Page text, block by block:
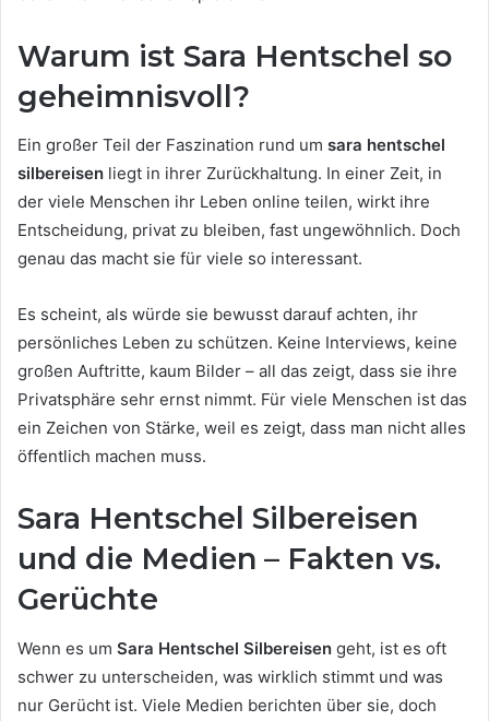
Warum ist Sara Hentschel so
geheimnisvoll?
Ein großer Teil der Faszination rund um sara hentschel
silbereisen liegt in ihrer Zurückhaltung. In einer Zeit, in
der viele Menschen ihr Leben online teilen, wirkt ihre
Entscheidung, privat zu bleiben, fast ungewöhnlich. Doch
genau das macht sie für viele so interessant.
Es scheint, als würde sie bewusst darauf achten, ihr
persönliches Leben zu schützen. Keine Interviews, keine
großen Auftritte, kaum Bilder – all das zeigt, dass sie ihre
Privatsphäre sehr ernst nimmt. Für viele Menschen ist das
ein Zeichen von Stärke, weil es zeigt, dass man nicht alles
öffentlich machen muss.
Sara Hentschel Silbereisen
und die Medien – Fakten vs.
Gerüchte
Wenn es um Sara Hentschel Silbereisen geht, ist es oft
schwer zu unterscheiden, was wirklich stimmt und was
nur Gerücht ist. Viele Medien berichten über sie, doch